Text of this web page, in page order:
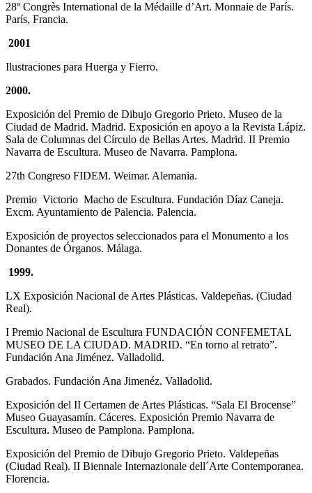
28º Congrès International de la Médaille d’Art. Monnaie de París.
París, Francia.
2001
Ilustraciones para Huerga y Fierro.
2000.
Exposición del Premio de Dibujo Gregorio Prieto. Museo de la
Ciudad de Madrid. Madrid. Exposición en apoyo a la Revista Lápiz.
Sala de Columnas del Círculo de Bellas Artes. Madrid. II Premio
Navarra de Escultura. Museo de Navarra. Pamplona.
27th Congreso FIDEM. Weimar. Alemania.
Premio Victorio Macho de Escultura. Fundación Díaz Caneja.
Excm. Ayuntamiento de Palencia. Palencia.
Exposición de proyectos seleccionados para el Monumento a los
Donantes de Órganos. Málaga.
1999.
LX Exposición Nacional de Artes Plásticas. Valdepeñas. (Ciudad
Real).
I Premio Nacional de Escultura FUNDACIÓN CONFEMETAL
MUSEO DE LA CIUDAD. MADRID. “En torno al retrato”.
Fundación Ana Jiménez. Valladolid.
Grabados. Fundación Ana Jimenéz. Valladolid.
Exposición del II Certamen de Artes Plásticas. “Sala El Brocense”
Museo Guayasamín. Cáceres. Exposición Premio Navarra de
Escultura. Museo de Pamplona. Pamplona.
Exposición del Premio de Dibujo Gregorio Prieto. Valdepeñas
(Ciudad Real). II Biennale Internazionale dell´Arte Contemporanea.
Florencia.